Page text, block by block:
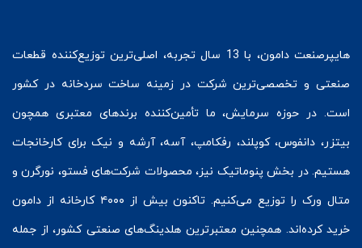
هایپرصنعت
دامون، با 13 سال تجربه، اصلی‌ترین توزیع‌کننده قطعات
صنعتی و تخصصی‌ترین شرکت در زمینه ساخت سردخانه در کشور
است. در حوزه سرمایش، ما تأمین‌کننده برندهای معتبری همچون
بیتزر، دانفوس،کوپلند، رفکامپ، آسه، آرشه و نیک برای کارخانجات
هستیم. در بخش پنوماتیک نیز، محصولات شرکت‌های فستو، نورگرن و
متال ورک
را توزیع می‌کنیم. تاکنون بیش از ۴۰۰۰ کارخانه از دامون
خرید کرده‌اند. همچنین معتبرترین هلدینگ‌های صنعتی کشور، از جمله